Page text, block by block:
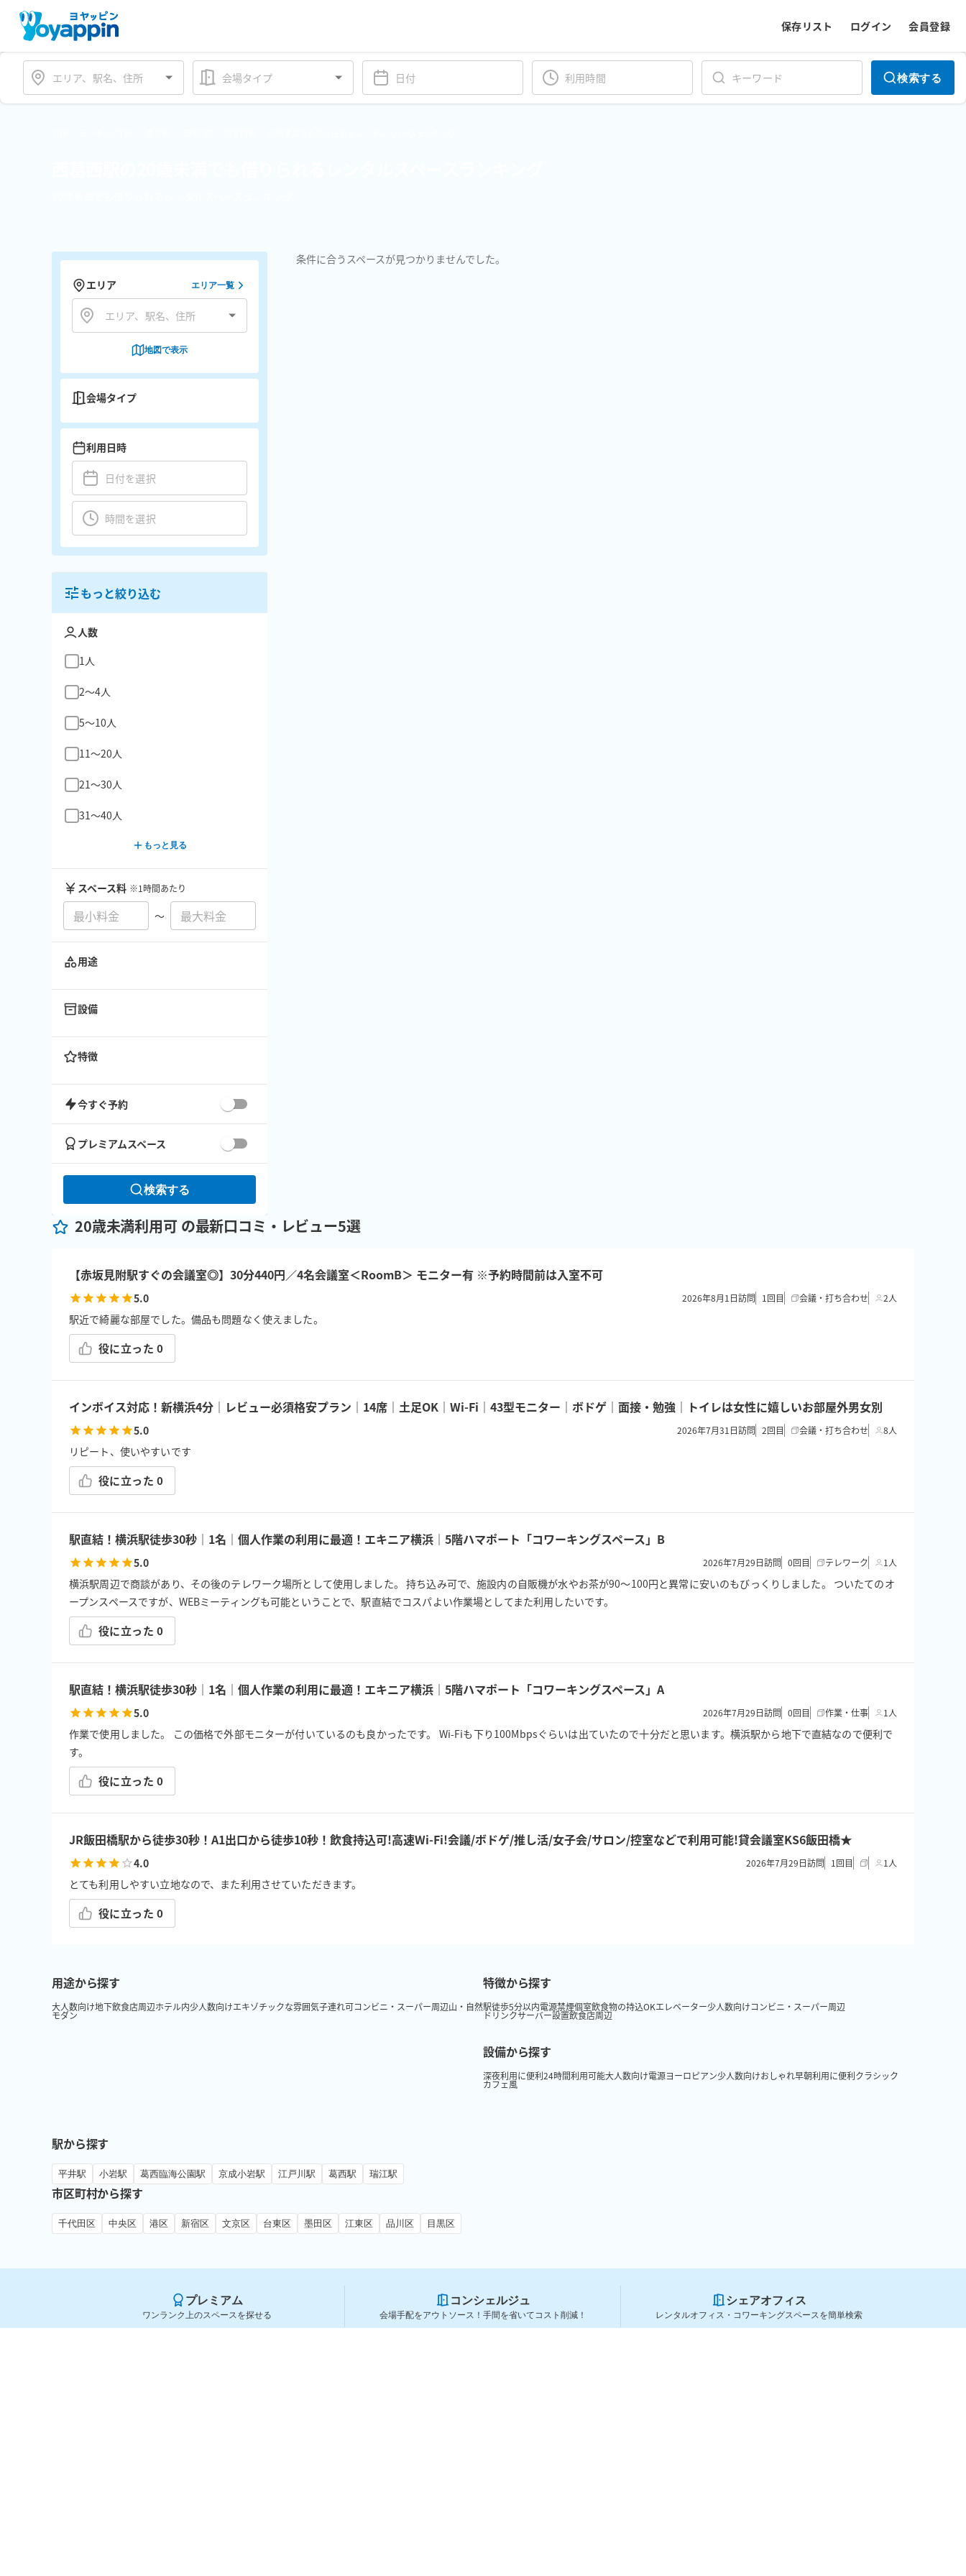
保存リスト ログイン 会員登録
会場タイプ 検索する
条件に合うスペースが見つかりませんでした。
エリア
エリア一覧
地図で表示
会場タイプ
利用日時
もっと絞り込む
人数
1人
2〜4人
5〜10人
11〜20人
21〜30人
31〜40人
もっと見る
スペース料 ※1時間あたり
〜
用途
設備
特徴
今すぐ予約
プレミアムスペース
検索する
20歳未満利用可 の最新口コミ・レビュー5選
【赤坂見附駅すぐの会議室◎】30分440円／4名会議室＜RoomB＞ モニター有 ※予約時間前は入室不可
5.0 2026年8月1日訪問 1 回目 会議・打ち合わせ 2人
駅近で綺麗な部屋でした。備品も問題なく使えました。
役に立った 0
インボイス対応！新横浜4分｜レビュー必須格安プラン｜14席｜土足OK｜Wi-Fi｜43型モニター｜ボドゲ｜面接・勉強｜トイレは女性に嬉しいお部屋外男女別
5.0 2026年7月31日訪問 2回目 会議・打ち合わせ 8人
リピート、使いやすいです
役に立った 0
駅直結！横浜駅徒歩30秒｜1名｜個人作業の利用に最適！エキニア横浜｜5階ハマポート「コワーキングスペース」B
5.0 2026年7月29日訪問 0回目 テレワーク 1人
横浜駅周辺で商談があり、その後のテレワーク場所として使用しました。 持ち込み可で、施設内の自販機が水やお茶が90〜100円と異常に安いのもびっくりしました。 ついたてのオ
ープンスペースですが、WEBミーティングも可能ということで、駅直結でコスパよい作業場としてまた利用したいです。
役に立った 0
駅直結！横浜駅徒歩30秒｜1名｜個人作業の利用に最適！エキニア横浜｜5階ハマポート「コワーキングスペース」A
5.0 2026年7月29日訪問 0回目 作業・仕事 1人
作業で使用しました。 この価格で外部モニターが付いているのも良かったです。 Wi-Fiも下り100Mbpsぐらいは出ていたので十分だと思います。横浜駅から地下で直結なので便利で
す。
役に立った 0
JR飯田橋駅から徒歩30秒！A1出口から徒歩10秒！飲食持込可!高速Wi-Fi!会議/ボドゲ/推し活/女子会/サロン/控室などで利用可能!貸会議室KS6飯田橋★
4.0 2026年7月29日訪問 1 回目 1人
とても利用しやすい立地なので、また利用させていただきます。
役に立った 0
用途から探す
大人数向け地下飲食店周辺ホテル内少人数向けエキゾチックな雰囲気子連れ可コンビニ・スーパー周辺山・自然
モダン
特徴から探す
駅徒歩5分以内電源禁煙個室飲食物の持込OKエレベーター少人数向けコンビニ・スーパー周辺
ドリンクサーバー設置飲食店周辺
設備から探す
深夜利用に便利24時間利用可能大人数向け電源ヨーロピアン少人数向けおしゃれ早朝利用に便利クラシック
カフェ風
駅から探す
平井駅 小岩駅 葛西臨海公園駅 京成小岩駅 江戸川駅 葛西駅 瑞江駅
市区町村から探す
千代田区 中央区 港区 新宿区 文京区 台東区 墨田区 江東区 品川区 目黒区
プレミアム
ワンランク上のスペースを探せる
コンシェルジュ
会場手配をアウトソース！手間を省いてコスト削減！
シェアオフィス
レンタルオフィス・コワーキングスペースを簡単検索